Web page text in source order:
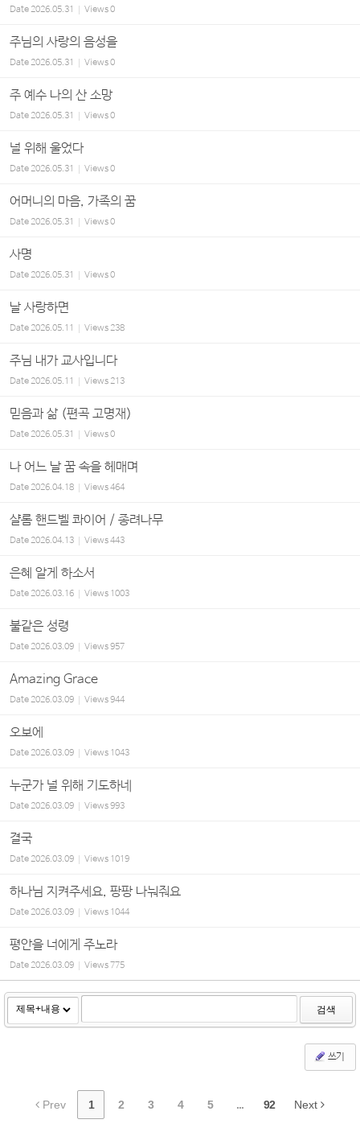
Date2026.05.31 Views0
주님의 사랑의 음성을
Date2026.05.31 Views0
주 예수 나의 산 소망
Date2026.05.31 Views0
널 위해 울었다
Date2026.05.31 Views0
어머니의 마음, 가족의 꿈
Date2026.05.31 Views0
사명
Date2026.05.31 Views0
날 사랑하면
Date2026.05.11 Views238
주님 내가 교사입니다
Date2026.05.11 Views213
믿음과 삶 (편곡 고명재)
Date2026.05.31 Views0
나 어느 날 꿈 속을 헤매며
Date2026.04.18 Views464
샬롬 핸드벨 콰이어 / 종려나무
Date2026.04.13 Views443
은혜 알게 하소서
Date2026.03.16 Views 1003
불같은 성령
Date2026.03.09 Views957
Amazing Grace
Date2026.03.09 Views944
오보에
Date2026.03.09 Views 1043
누군가 널 위해 기도하네
Date2026.03.09 Views993
결국
Date2026.03.09 Views 1019
하나님 지켜주세요, 팡팡 나눠줘요
Date2026.03.09 Views 1044
평안을 너에게 주노라
Date2026.03.09 Views775
검색
쓰기
Prev 1 2 3 4 5 ... 92 Next